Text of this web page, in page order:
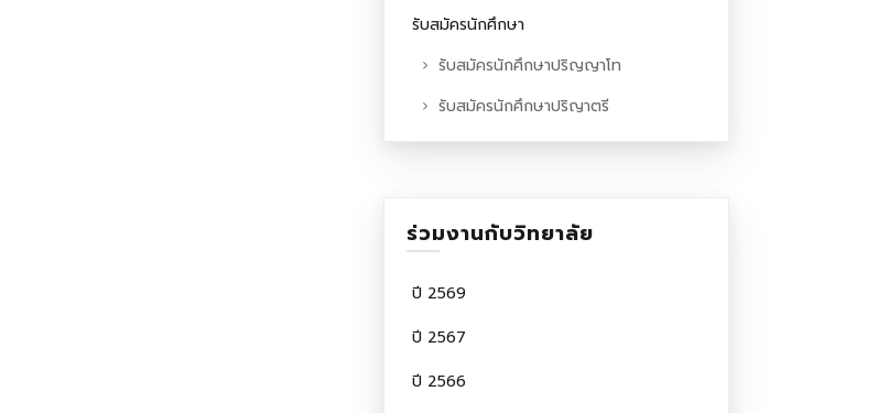
รับสมัครนักศึกษา
รับสมัครนักศึกษาปริญญาโท
รับสมัครนักศึกษาปริญาตรี
ร่วมงานกับวิทยาลัย
ปี 2569
ปี 2567
ปี 2566